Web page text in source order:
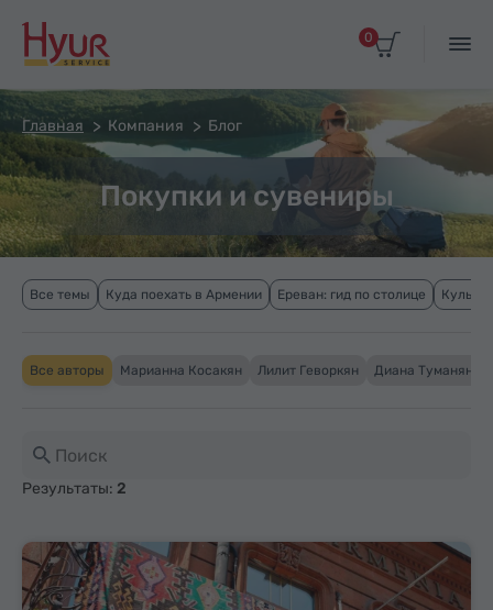
0
Главная Компания Блог
Покупки и сувениры
Все темы Куда поехать в Армении Ереван: гид по столице
Все авторы Марианна Косакян Лилит Геворкян Диана Туманян
Результаты: 2